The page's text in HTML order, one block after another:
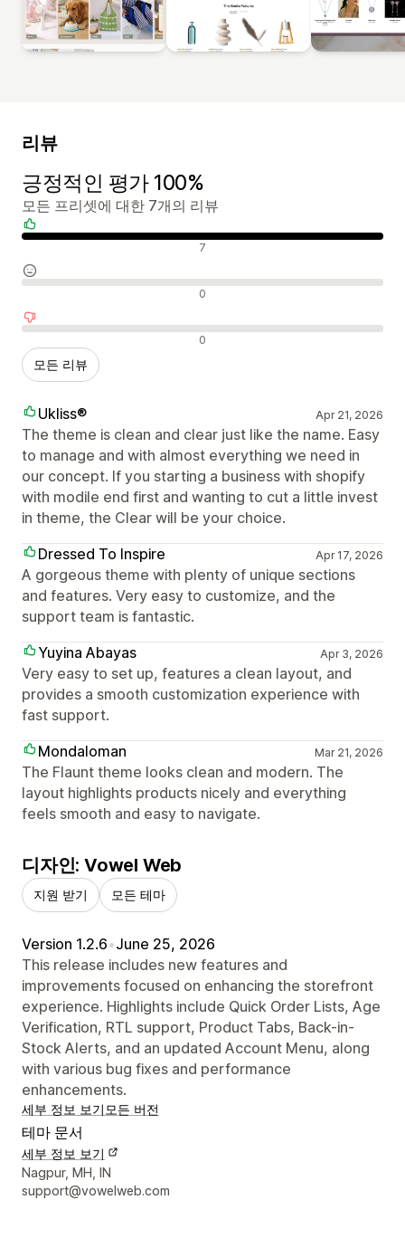
리뷰
긍정적인 평가 100%
모든 프리셋에 대한 7개의 리뷰
긍정적인 리뷰 7
중립적인 리뷰 0
부정적인 리뷰 0
모든 리뷰
Ukliss® Apr 21, 2026
The theme is clean and clear just like the name. Easy
to manage and with almost everything we need in
our concept. If you starting a business with shopify
with modile end first and wanting to cut a little invest
in theme, the Clear will be your choice.
Dressed To Inspire
Apr 17, 2026
A gorgeous theme with plenty of unique sections
and features. Very easy to customize, and the
support team is fantastic.
Yuyina Abayas
Apr 3, 2026
Very easy to set up, features a clean layout, and
provides a smooth customization experience with
fast support.
Mondaloman
Mar 21, 2026
The Flaunt theme looks clean and modern. The
layout highlights products nicely and everything
feels smooth and easy to navigate.
디자인: Vowel Web
지원 받기 모든 테마
Version 1.2.6•June 25, 2026
This release includes new features and
improvements focused on enhancing the storefront
experience. Highlights include Quick Order Lists, Age
Verification, RTL support, Product Tabs, Back-in-
Stock Alerts, and an updated Account Menu, along
with various bug fixes and performance
enhancements.
세부 정보 보기 모든 버전
테마 문서
세부 정보 보기
디자이너 연락처 세부 정보
Nagpur, MH, IN
support@vowelweb.com